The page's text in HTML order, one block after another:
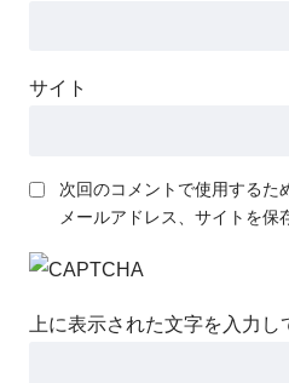
サイト
次回のコメントで使用するた
メールアドレス、サイトを保
上に表示された文字を入力し